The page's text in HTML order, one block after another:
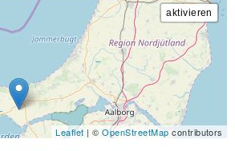
Leaflet | ©OpenStreetMapcontributors